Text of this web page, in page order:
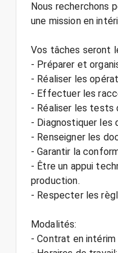
Nous recherchons
une mission en
Vos tâches seront
- Préparer et
- Réaliser les
- Effectuer les
- Réaliser les
- Diagnostiquer les
- Renseigner les
- Garantir la
- Être un appui
production.
- Respecter les
Modalités:
- Contrat en intérim